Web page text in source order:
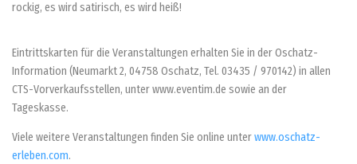
rockig, es wird satirisch, es wird heiß!
Eintrittskarten für die Veranstaltungen erhalten Sie in der Oschatz-
Information (Neumarkt 2, 04758 Oschatz, Tel. 03435 / 970142) in allen
CTS-Vorverkaufsstellen, unter www.eventim.de sowie an der
Tageskasse.
Viele weitere Veranstaltungen finden Sie online unterwww.oschatz-
erleben.com.